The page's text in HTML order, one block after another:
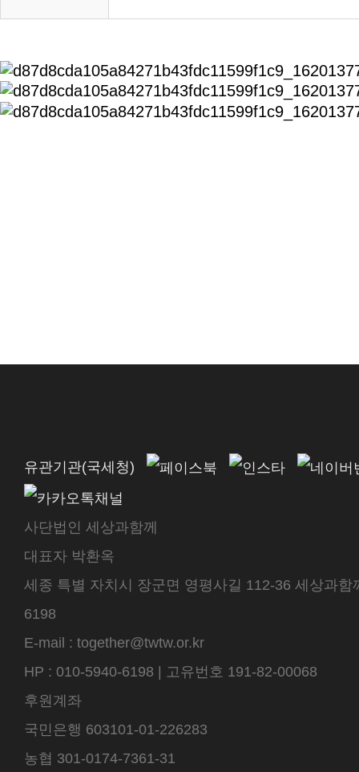
유관기관(국세청)
사단법인 세상과함께
대표자 박환옥
세종 특별 자치시 장군면 영평사길 112-36 세상과
6198
E-mail : together@twtw.or.kr
HP : 010-5940-6198 | 고유번호 191-82-00068
후원계좌
국민은행 603101-01-226283
농협 301-0174-7361-31